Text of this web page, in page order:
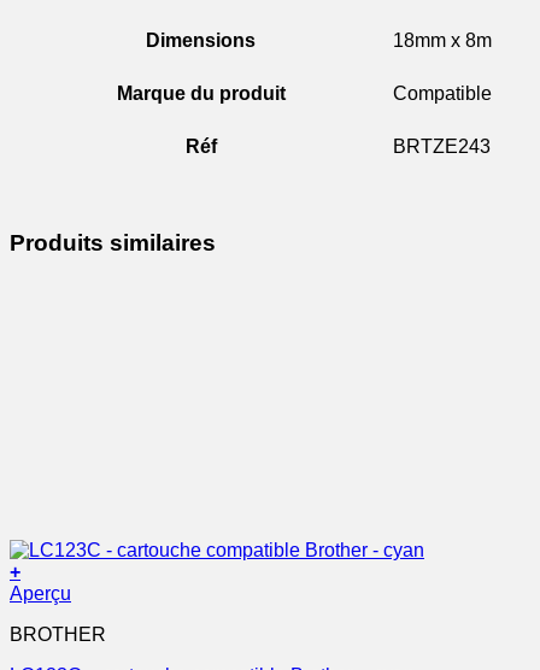
Dimensions 18mm x 8m
Marque du produit Compatible
Réf BRTZE243
Produits similaires
+
Aperçu
BROTHER